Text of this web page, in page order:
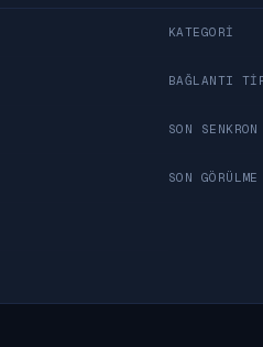
KATEGORI
BAĞLANTI
SON SENKRON
SON GÖRÜLME